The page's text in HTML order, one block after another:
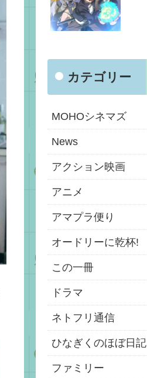
カテゴリー
MOHOシネマズ
News
アクション映画
アニメ
アマプラ便り
オードリーに乾杯!
この一冊
ドラマ
ネトフリ通信
ひなぎくのほぼ日記
ファミリー